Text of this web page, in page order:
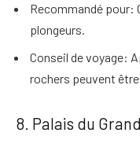
Recommandé pour:
plongeurs.
Conseil de voyage:
rochers peuvent
8. Palais du